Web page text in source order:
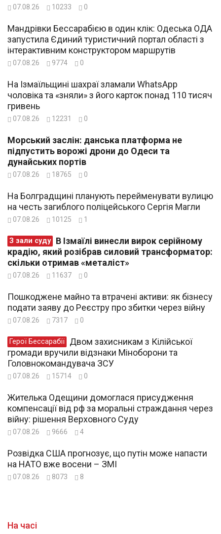
07.08.26 10233 0
Мандрівки Бессарабією в один клік: Одеська ОДА
запустила Єдиний туристичний портал області з
інтерактивним конструктором маршрутів
07.08.26 9774 0
На Ізмаїльщині шахраї зламали WhatsApp
чоловіка та «зняли» з його карток понад 110 тисяч
гривень
07.08.26 12231 0
Морський заслін: данська платформа не
підпустить ворожі дрони до Одеси та
дунайських портів
07.08.26 18765 0
На Болградщині планують перейменувати вулицю
на честь загиблого поліцейського Сергія Магли
07.08.26 10125 1
З зали суду
крадію, який розібрав силовий трансформатор:
скільки отримав «металіст»
07.08.26 11637 0
Пошкоджене майно та втрачені активи: як бізнесу
подати заяву до Реєстру про збитки через війну
07.08.26 7317 0
Герої Бессарабії
громади вручили відзнаки Міноборони та
Головнокомандувача ЗСУ
07.08.26 15714 0
Жителька Одещини домоглася присудження
компенсації від рф за моральні страждання через
війну: рішення Верховного Суду
07.08.26 9666 4
Розвідка США прогнозує, що путін може напасти
на НАТО вже восени – ЗМІ
07.08.26 8073 8
На часі